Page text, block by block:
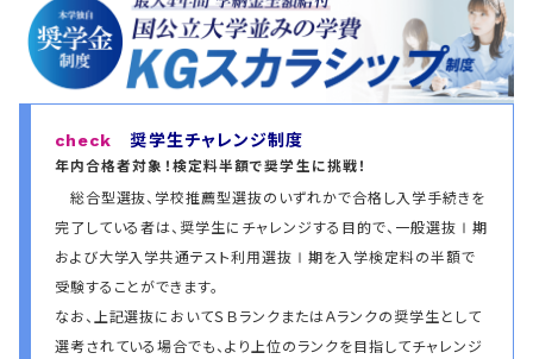
check 奨学生チャレンジ制度
年内合格者対象！検定料半額で奨学生に挑戦！
総合型選抜、学校推薦型選抜のいずれかで合格し入学手続きを
完了している者は、奨学生にチャレンジする目的で、一般選抜Ⅰ期
および大学入学共通テスト利用選抜Ⅰ期を入学検定料の半額で
受験することができます。
なお、上記選抜においてＳＢランクまたはＡランクの奨学生として
選考されている場合でも、より上位のランクを目指してチャレンジ